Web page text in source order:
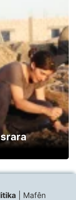
| Mafên